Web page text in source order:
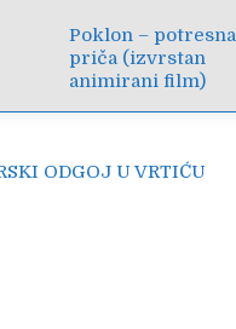
Poklon – potresna
priča (izvrstan
animirani film)
ODGOJ U VRTIĆU